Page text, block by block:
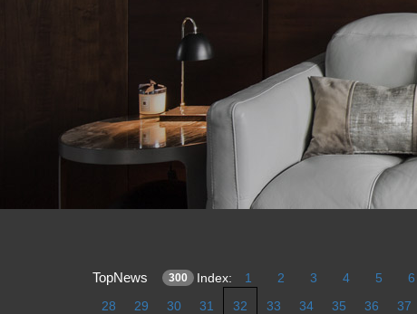
TopNews 300 Index: 1 2 3 4 5 6
28
29 30 31 32 33 34 35 36 37